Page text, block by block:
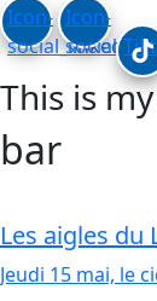
Icon-
social_linkedin
Icon-
This is
bar
Les aigles du
Jeudi 15 mai, le